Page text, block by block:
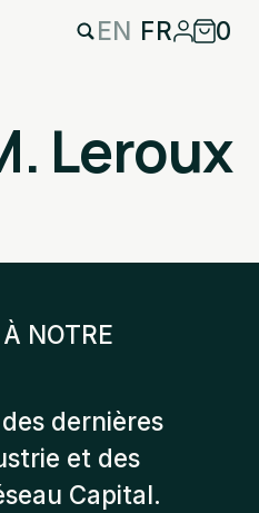
EN FR 0
Leroux
NOTRE
dernières
et des
Capital.